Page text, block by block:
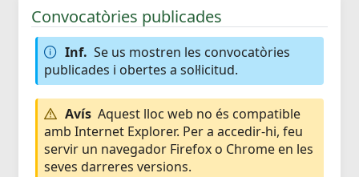
Convocatòries publicades
Inf. Se us mostren les convocatòries
publicades i obertes a sol·licitud.
Avís Aquest lloc web no és compatible
amb Internet Explorer. Per a accedir-hi, feu
servir un navegador Firefox o Chrome en les
seves darreres versions.